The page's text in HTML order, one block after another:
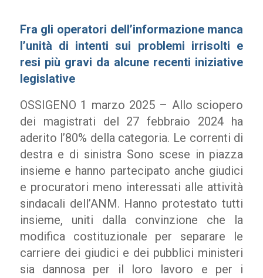
Fra gli operatori dell’informazione manca
l’unità di intenti sui problemi irrisolti e
resi più gravi da alcune recenti iniziative
legislative
OSSIGENO 1 marzo 2025 – Allo sciopero
dei magistrati del 27 febbraio 2024 ha
aderito l’80% della categoria. Le correnti di
destra e di sinistra Sono scese in piazza
insieme e hanno partecipato anche giudici
e procuratori meno interessati alle attività
sindacali dell’ANM. Hanno protestato tutti
insieme, uniti dalla convinzione che la
modifica costituzionale per separare le
carriere dei giudici e dei pubblici ministeri
sia dannosa per il loro lavoro e per i